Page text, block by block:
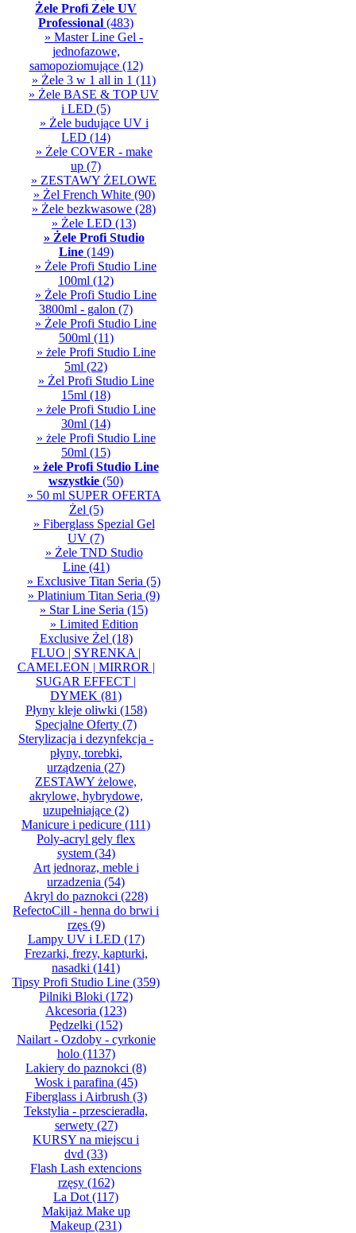
Żele Profi Zele UV
Professional (483)
» Master Line Gel -
jednofazowe,
samopoziomujące(12)
» Żele 3 w 1 all in 1 (11)
» Żele BASE & TOP UV
i LED (5)
» Żele budujące UV i
LED (14)
» Żele COVER - make
up (7)
» ZESTAWY ŻELOWE
» Żel French White(90)
» Żele bezkwasowe (28)
» Żele LED (13)
» Żele Profi Studio
Line(149)
» Żele Profi Studio Line
100ml (12)
» Żele Profi Studio Line
3800ml - galon (7)
» Żele Profi Studio Line
500ml (11)
» żele Profi Studio Line
5ml (22)
» Żel Profi Studio Line
15ml (18)
» żele Profi Studio Line
30ml (14)
» żele Profi Studio Line
50ml (15)
» żele Profi Studio Line
wszystkie (50)
» 50 ml SUPER OFERTA
Żel (5)
» Fiberglass Spezial Gel
UV (7)
» Żele TND Studio
Line(41)
» Exclusive Titan Seria (5)
» Platinium Titan Seria (9)
» Star Line Seria (15)
» Limited Edition
Exclusive Żel (18)
FLUO | SYRENKA |
CAMELEON | MIRROR |
SUGAR EFFECT |
DYMEK (81)
Płyny kleje oliwki (158)
Specjalne Oferty (7)
Sterylizacja i dezynfekcja -
płyny, torebki,
urządzenia (27)
ZESTAWY żelowe,
akrylowe, hybrydowe,
uzupełniające (2)
Manicure i pedicure (111)
Poly-acryl gely flex
system(34)
Art jednoraz, meble i
urzadzenia (54)
Akryl do paznokci (228)
RefectoCill - henna do brwi i
rzęs(9)
Lampy UV i LED (17)
Frezarki, frezy, kapturki,
nasadki (141)
Tipsy Profi Studio Line (359)
Pilniki Bloki (172)
Akcesoria (123)
Pędzelki (152)
Nailart - Ozdoby - cyrkonie
holo(1137)
Lakiery do paznokci (8)
Wosk i parafina (45)
Fiberglass i Airbrush (3)
Tekstylia - przescieradła,
serwety(27)
KURSY na miejscu i
dvd (33)
Flash Lash extencions
rzęsy(162)
La Dot (117)
Makijaż Make up
Makeup (231)